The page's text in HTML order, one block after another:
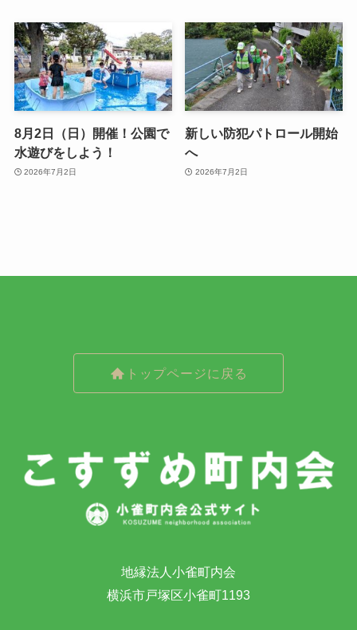
8月2日（日）開催！公園で
水遊びをしよう！
2026年7月2日
新しい防犯パトロール開始
へ
2026年7月2日
トップページに戻る
地縁法人小雀町内会
横浜市戸塚区小雀町1193